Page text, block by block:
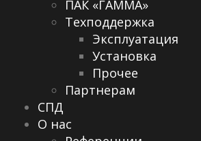
ПАК «ГАММА»
Техподдержка
Эксплуатация
Установка
Прочее
Партнерам
СПД
О нас